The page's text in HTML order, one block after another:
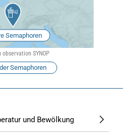
Semaphoren
observation SYNOP
Semaphoren
und Bewölkung